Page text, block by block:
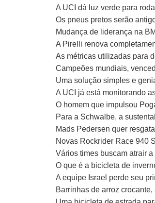
A UCI dá luz verde para
Os pneus pretos serão
Mudança de liderança na
A Pirelli renova
As métricas utilizadas para
Campeões mundiais,
Uma solução simples e
A UCI já está monitorando
O homem que impulsou
Para a Schwalbe, a
Mads Pedersen quer
Novas Rockrider Race 940
Vários times buscam atrair
O que é a bicicleta de
A equipe Israel perde seu
Barrinhas de arroz